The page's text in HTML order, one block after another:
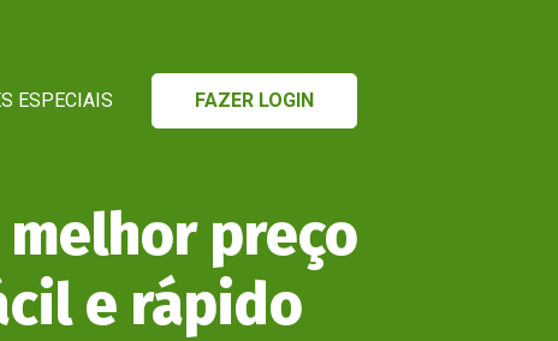
ESPECIAIS FAZER LOGIN
preço
e rápido